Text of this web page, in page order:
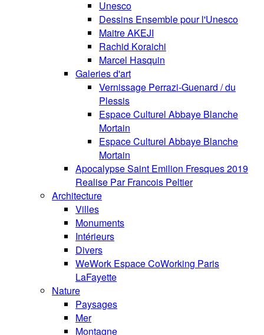
Unesco
Dessins Ensemble pour l'Unesco
Maitre AKEJI
Rachid Koraichi
Marcel Hasquin
Galeries d'art
Vernissage Perrazi-Guenard / du
Plessis
Espace Culturel Abbaye Blanche
Mortain
Espace Culturel Abbaye Blanche
Mortain
Apocalypse Saint Emilion Fresques 2019
Realise Par Francois Peltier
Architecture
Villes
Monuments
Intérieurs
Divers
WeWork Espace CoWorking Paris
LaFayette
Nature
Paysages
Mer
Montagne